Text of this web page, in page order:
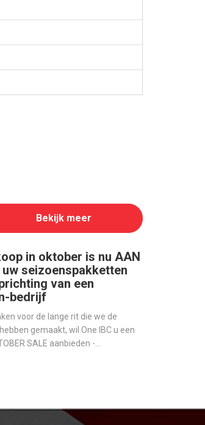
in oktober is nu AAN
seizoenspakketten
van een
bedrijf
voor de lange rit die we de
gemaakt, wil One IBC u een
SALE aanbieden -
Bekijk meer